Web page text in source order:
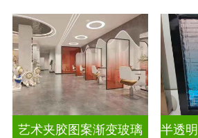
艺术夹胶图案渐变玻璃